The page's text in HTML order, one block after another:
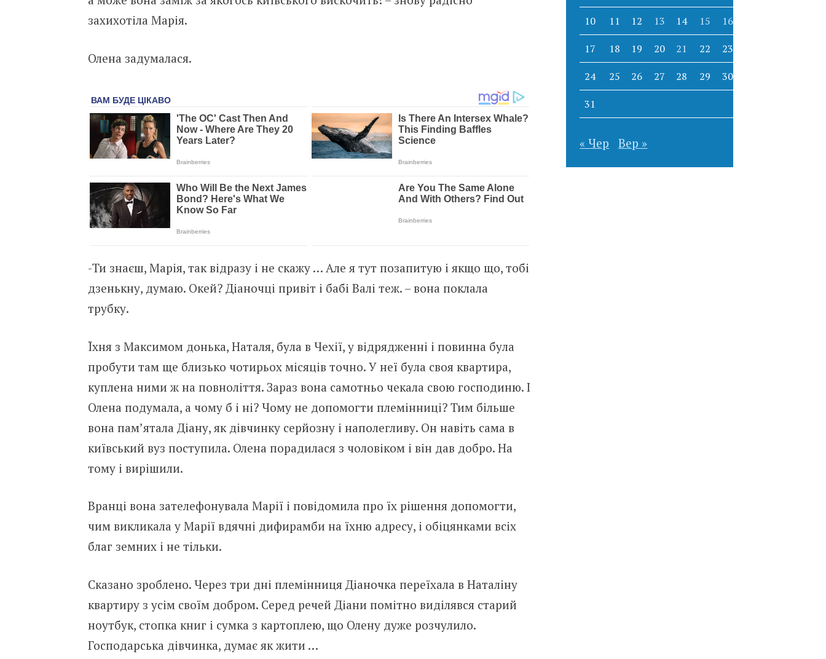
захихотіла Марія.
Олена задумалася.
-Ти знаєш, Марія, так відразу і не скажу … Але я тут позапитую і якщо що, тобі
дзенькну, думаю. Окей? Діаночці привіт і бабі Валі теж. – вона поклала
трубку.
Їхня з Максимом донька, Наталя, була в Чехії, у відрядженні і повинна була
пробути там ще близько чотирьох місяців точно. У неї була своя квартира,
куплена ними ж на повноліття. Зараз вона самотньо чекала свою господиню. І
Олена подумала, а чому б і ні? Чому не допомогти племінниці? Тим більше
вона пам’ятала Діану, як дівчинку серйозну і наполегливу. Он навіть сама в
київський вуз поступила. Олена порадилася з чоловіком і він дав добро. На
тому і вирішили.
Вранці вона зателефонувала Марії і повідомила про їх рішення допомогти,
чим викликала у Марії вдячні дифирамби на їхню адресу, і обіцянками всіх
благ земних і не тільки.
Сказано зроблено. Через три дні племінниця Діаночка переїхала в Наталіну
квартиру з усім своїм добром. Серед речей Діани помітно виділявся старий
ноутбук, стопка книг і сумка з картоплею, що Олену дуже розчулило.
Господарська дівчинка, думає як жити …
10 11 12 13 14 15 16
17 18 19 20 21 22 23
24 25 26 27 28 29 30
31
« Чер Вер »